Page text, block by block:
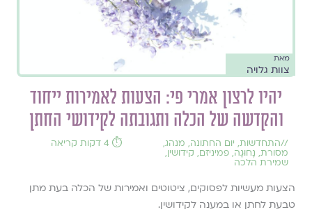
מאת
צוות גלויה
יהיו לרצון אמרי פי: הצעות לאמירות ייחוד
והקדשה של הכלה ותגובתה לקידושי החתן
//התחדשות, יום החתונה, מנהג,
מסורת, נָחוּגָה, פמיניזם, קידושין,
שמירת הלכה
⏱️ 4 דקות קריאה
הצעות מעשיות לפסוקים, ציטוטים ואמירות של הכלה בעת מתן
טבעת לחתן או במענה לקידושין.